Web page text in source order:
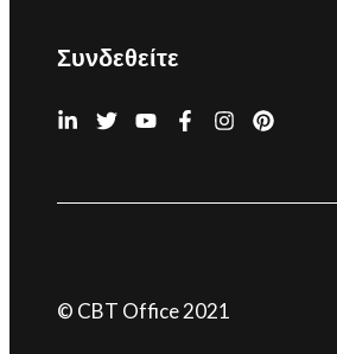
Συνδεθείτε
© CBT Office 2021